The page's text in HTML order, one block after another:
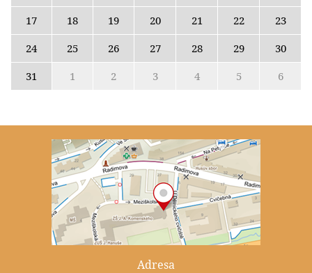
17
18 19 20 21 22
23
24
25 26 27 28 29
30
31
1 2 3 4 5 6
Adresa